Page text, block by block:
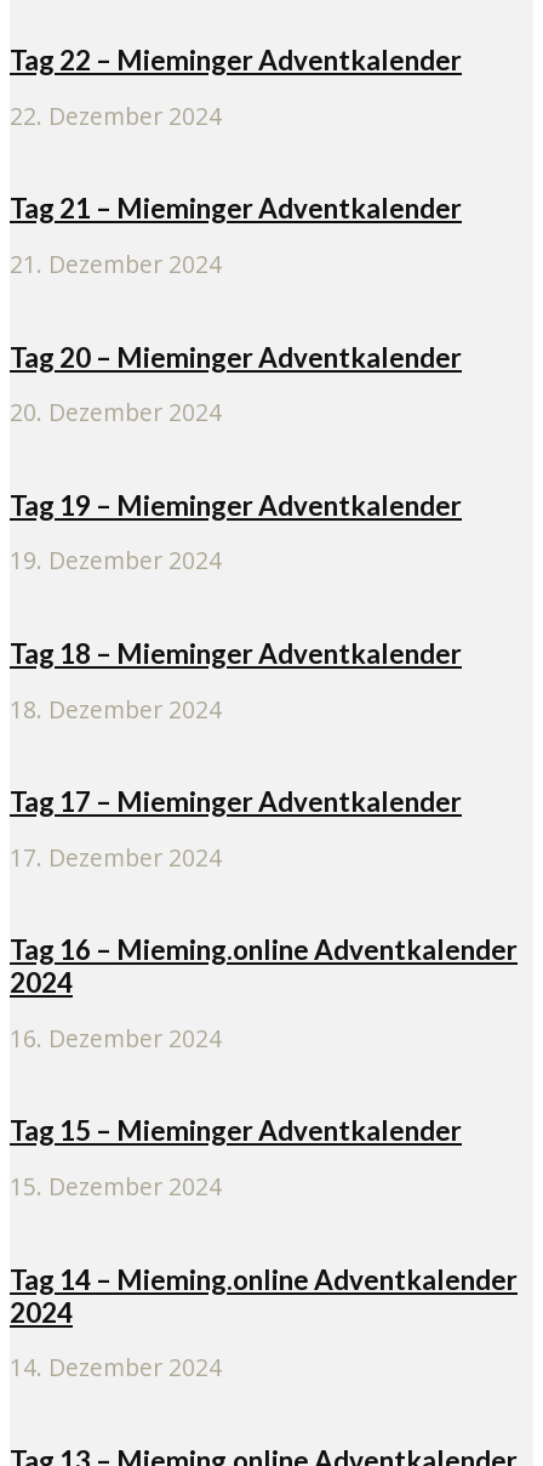
Tag 22 – Mieminger Adventkalender
22. Dezember 2024
Tag 21 – Mieminger Adventkalender
21. Dezember 2024
Tag 20 – Mieminger Adventkalender
20. Dezember 2024
Tag 19 – Mieminger Adventkalender
19. Dezember 2024
Tag 18 – Mieminger Adventkalender
18. Dezember 2024
Tag 17 – Mieminger Adventkalender
17. Dezember 2024
Tag 16 – Mieming.online Adventkalender
2024
16. Dezember 2024
Tag 15 – Mieminger Adventkalender
15. Dezember 2024
Tag 14 – Mieming.online Adventkalender
2024
14. Dezember 2024